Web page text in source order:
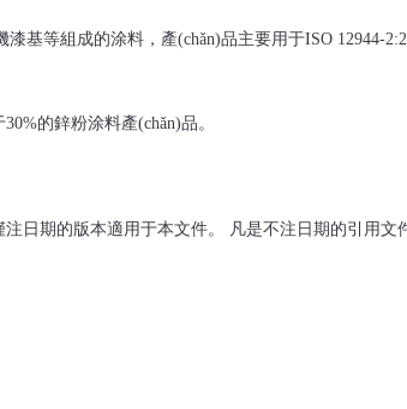
漆基等組成的涂料，產(chǎn)品主要用于ISO 12944-
的鋅粉涂料產(chǎn)品。
日期的版本適用于本文件。
凡是不注日期的引用文